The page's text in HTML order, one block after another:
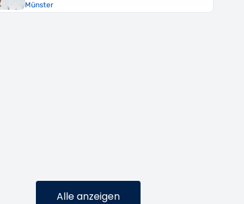
Münster
Alle anzeigen